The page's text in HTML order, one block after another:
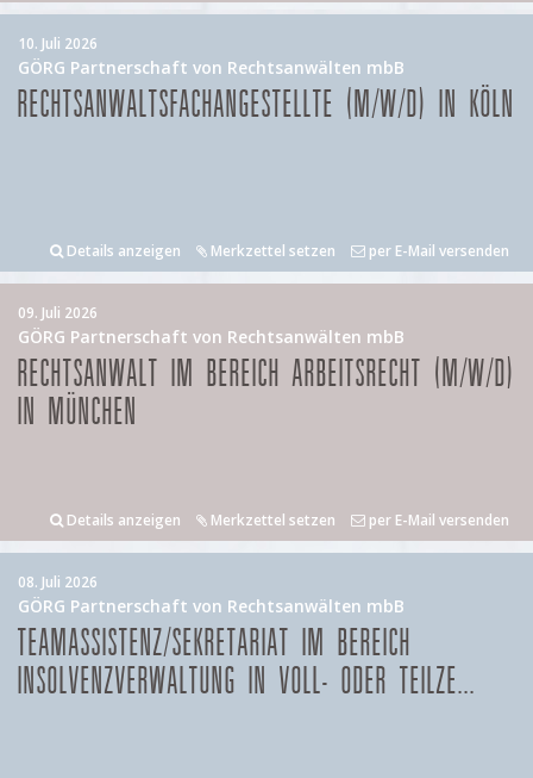
10. Juli 2026
GÖRG Partnerschaft von Rechtsanwälten mbB
RECHTSANWALTSFACHANGESTELLTE (M/W/D) IN KÖLN
Details anzeigen Merkzettel setzen per E-Mail versenden
09. Juli 2026
GÖRG Partnerschaft von Rechtsanwälten mbB
RECHTSANWALT IM BEREICH ARBEITSRECHT (M/W/D)
IN MÜNCHEN
Details anzeigen Merkzettel setzen per E-Mail versenden
08. Juli 2026
GÖRG Partnerschaft von Rechtsanwälten mbB
TEAMASSISTENZ/SEKRETARIAT IM BEREICH
INSOLVENZVERWALTUNG IN VOLL- ODER TEILZE...